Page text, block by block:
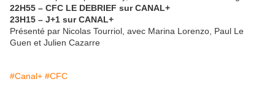
22H55 – CFC LE DEBRIEF sur CANAL+
23H15 – J+1 sur CANAL+
Présenté par Nicolas Tourriol, avec Marina Lorenzo, Paul Le
Guen et Julien Cazarre
#Canal+ #CFC